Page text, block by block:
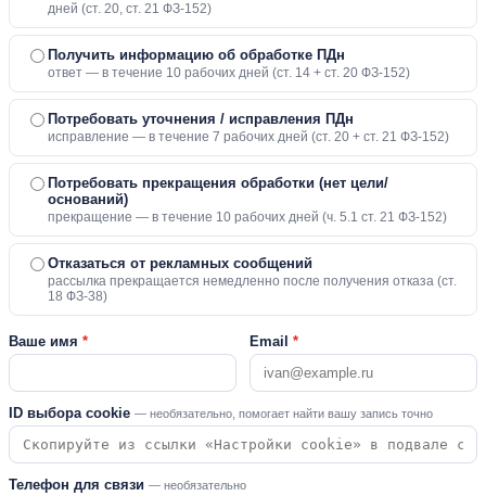
дней (ст. 20, ст. 21 ФЗ-152)
Получить информацию об обработке ПДн
ответ — в течение 10 рабочих дней (ст. 14 + ст. 20 ФЗ-152)
Потребовать уточнения / исправления ПДн
исправление — в течение 7 рабочих дней (ст. 20 + ст. 21 ФЗ-152)
Потребовать прекращения обработки (нет цели/
оснований)
прекращение — в течение 10 рабочих дней (ч. 5.1 ст. 21 ФЗ-152)
Отказаться от рекламных сообщений
рассылка прекращается немедленно после получения отказа (ст.
18 ФЗ-38)
Ваше имя * Email *
ID выбора cookie — необязательно, помогает найти вашу запись точно
Телефон для связи — необязательно